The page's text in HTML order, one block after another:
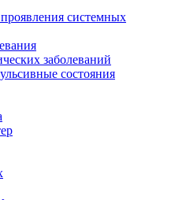
системных
заболеваний
состояния